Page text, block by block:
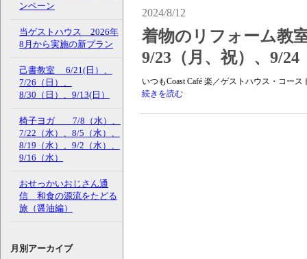
ンペーン
当ゲストハウス 2026年
8月から実施の新プラン
己書教室 6/21(日）、
7/26（日）、
8/30（日）、9/13(日）
椅子ヨガ 7/8（水）、
7/22（水）、8/5（水）、
8/19（水）、9/2（水）、
9/16（水）
おせっかいおじさん通
信 和食の源流をたどる
旅（醤油編）
月別アーカイブ
2024/8/12
着物のリフォーム教
9/23（月、祝）、9/24
いつもCoast Café 楽／ゲストハウス・コー
続きを読む